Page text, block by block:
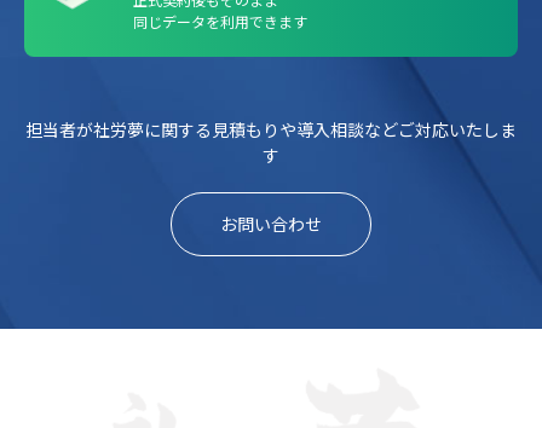
同じデータを利用できます
担当者が社労夢に関する見積もりや導入相談などご対応いたしま
す
お問い合わせ